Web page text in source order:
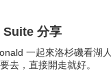
分享
一起來洛杉磯看湖
去，直接開走就好。